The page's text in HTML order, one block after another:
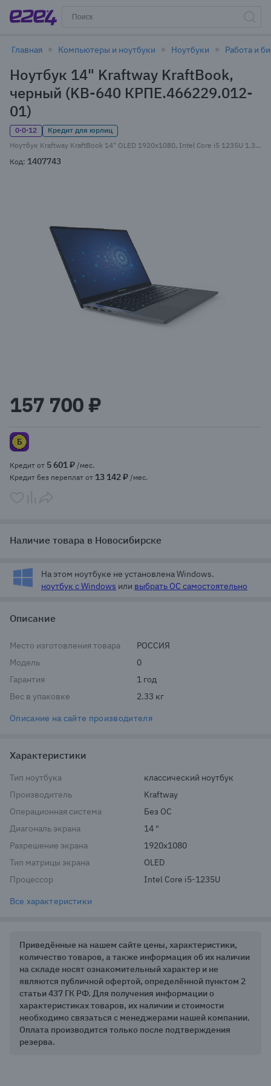
Главная Компьютеры и ноутбуки Ноутбуки Работа и
Ноутбук 14" Kraftway KraftBook,
черный (KB-640 КРПЕ.466229.012-
01)
0·0·12
Кредит для юрлиц
Ноутбук Kraftway KraftBook 14" OLED 1920x1080, Intel Core i5 1235U 1.3 ГГц, 8Gb RAM, 256Gb SSD, без OC, черный (KB-640 КРПЕ.466229.012-01) Внесен в реестр Минпромторга РФ
Код: 1407743
of
1
157 700 ₽
Кредит от 5 601 ₽ /мес.
Кредит без переплат от 13 142 ₽ /мес.
Наличие товара в Новосибирске
На этом ноутбуке не установлена Windows.
ноутбук с Windows или выбрать ОС самостоятельно
Описание
Место изготовления товара
РОССИЯ
Модель
0
Гарантия
1 год
Вес в упаковке
2.33 кг
Описание на сайте производителя
Характеристики
Тип ноутбука
классический ноутбук
Производитель
Kraftway
Операционная система
Без ОС
Диагональ экрана
14 "
Разрешение экрана
1920x1080
Тип матрицы экрана
OLED
Процессор
Intel Core i5-1235U
Все характеристики
Приведённые на нашем сайте цены, характеристики,
количество товаров, а также информация об их наличии
на складе носят ознакомительный характер и не
являются публичной офертой, определённой пунктом 2
статьи 437 ГК РФ. Для получения информации о
характеристиках товаров, их наличии и стоимости
необходимо связаться с менеджерами нашей компании.
Оплата производится только после подтверждения
резерва.